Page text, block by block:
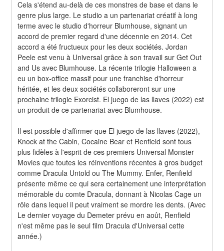
Cela s'étend au-delà de ces monstres de base et dans le
genre plus large. Le studio a un partenariat créatif à long
terme avec le studio d'horreur Blumhouse, signant un
accord de premier regard d'une décennie en 2014. Cet
accord a été fructueux pour les deux sociétés. Jordan
Peele est venu à Universal grâce à son travail sur Get Out
and Us avec Blumhouse. La récente trilogie Halloween a
eu un box-office massif pour une franchise d'horreur
héritée, et les deux sociétés collaboreront sur une
prochaine trilogie Exorcist. El juego de las llaves (2022) est
un produit de ce partenariat avec Blumhouse.
Il est possible d'affirmer que El juego de las llaves (2022),
Knock at the Cabin, Cocaine Bear et Renfield sont tous
plus fidèles à l'esprit de ces premiers Universal Monster
Movies que toutes les réinventions récentes à gros budget
comme Dracula Untold ou The Mummy. Enfer, Renfield
présente même ce qui sera certainement une interprétation
mémorable du comte Dracula, donnant à Nicolas Cage un
rôle dans lequel il peut vraiment se mordre les dents. (Avec
Le dernier voyage du Demeter prévu en août, Renfield
n'est même pas le seul film Dracula d'Universal cette
année.)